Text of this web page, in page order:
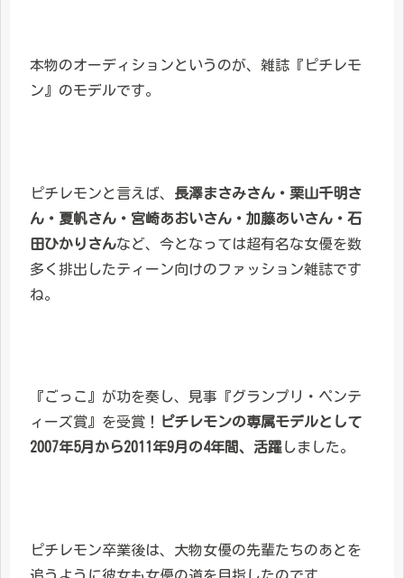
本物のオーディションというのが、雑誌『ピチレモ
ン』のモデルです。
ピチレモンと言えば、 長澤まさみさん・栗山千明さ
ん・夏帆さん・宮崎あおいさん・加藤あいさん・石
田ひかりさんなど、今となっては超有名な女優を数
多く排出したティーン向けのファッション雑誌です
ね。
『ごっこ』が功を奏し、見事『グランプリ・ペンテ
ィーズ賞』を受賞！
ピチレモンの専属モデルとして
2007年5月から2011年9月の4年間、活躍しました。
ピチレモン卒業後は、大物女優の先輩たちのあとを